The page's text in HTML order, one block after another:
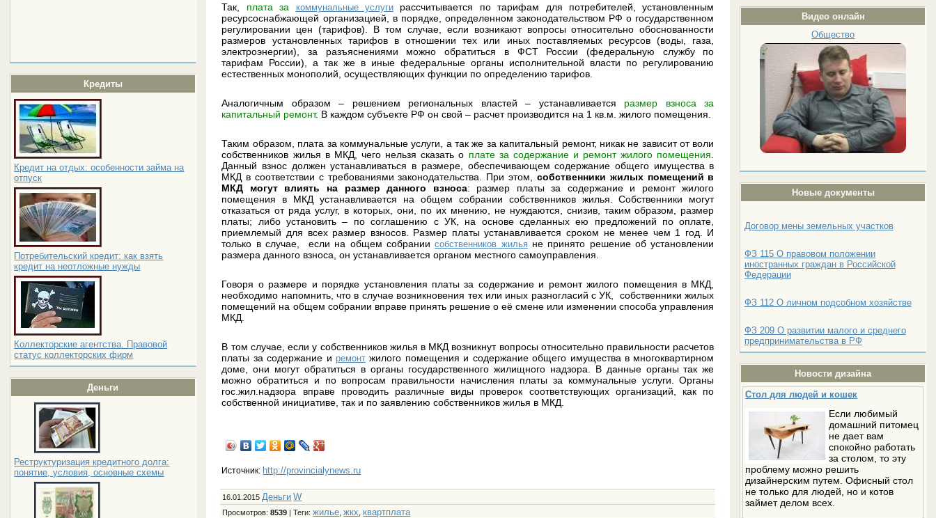
Кредиты
Кредит на отдых: особенности займа на
отпуск
Потребительский кредит: как взять
кредит на неотложные нужды
Коллекторские агентства. Правовой
статус коллекторских фирм
Деньги
Реструктуризация кредитного долга:
понятие, условия, основные схемы
Видео онлайн
Общество
Новые документы
Договор мены земельных участков
ФЗ 115 О правовом положении
иностранных граждан в Российской
Федерации
ФЗ 112 О личном подсобном хозяйстве
ФЗ 209 О развитии малого и среднего
предпринимательства в РФ
Новости дизайна
Стол для людей и кошек
Если любимый
домашний питомец
не дает вам
спокойно работать
за столом, то эту
проблему можно решить
дизайнерским путем. Офисный стол
не только для людей, но и котов
займет делом всех.
Так, плата за коммунальные услуги рассчитывается по тарифам для потребителей, установленным
ресурсоснабжающей организацией, в порядке, определенном законодательством РФ о государственном
регулировании цен (тарифов). В том случае, если возникают вопросы относительно обоснованности
размеров установленных тарифов в отношении тех или иных поставляемых ресурсов (воды, газа,
электроэнергии), за разъяснениями можно обратиться в ФСТ России (федеральную службу по
тарифам России), а так же в иные федеральные органы исполнительной власти по регулированию
естественных монополий, осуществляющих функции по определению тарифов.
Аналогичным образом – решением региональных властей – устанавливается размер взноса за
капитальный ремонт. В каждом субъекте РФ он свой – расчет производится на 1 кв.м. жилого помещения.
Таким образом, плата за коммунальные услуги, а так же за капитальный ремонт, никак не зависит от воли
собственников жилья в МКД, чего нельзя сказать о плате за содержание и ремонт жилого помещения
Данный взнос должен устанавливаться в размере, обеспечивающем содержание общего имущества в
МКД в соответствии с требованиями законодательства. При этом, собственники жилых помещений в
МКД могут влиять на размер данного взноса: размер платы за содержание и ремонт жилого
помещения в МКД устанавливается на общем собрании собственников жилья. Собственники могут
отказаться от ряда услуг, в которых, они, по их мнению, не нуждаются, снизив, таким образом, размер
платы; либо установить – по соглашению с УК, на основе сделанных ею предложений по оплате,
приемлемый для всех размер взносов. Размер платы устанавливается сроком не менее чем 1 год. И
только в случае, если на общем собраниисобственников жильяне принято решение об установлении
размера данного взноса, он устанавливается органом местного самоуправления.
Говоря о размере и порядке установления платы за содержание и ремонт жилого помещения в МКД,
необходимо напомнить, что в случае возникновения тех или иных разногласий с УК, собственники жилых
помещений на общем собрании вправе принять решение о её смене или изменении способа управления
МКД.
В том случае, если у собственников жилья в МКД возникнут вопросы относительно правильности расчетов
платы за содержание иремонт жилого помещения и содержание общего имущества в многоквартирном
доме, они могут обратиться в органы государственного жилищного надзора. В данные органы так же
можно обратиться и по вопросам правильности начисления платы за коммунальные услуги. Органы
гос.жил.надзора вправе проводить различные виды проверок соответствующих организаций, как по
собственной инициативе, так и по заявлению собственников жилья в МКД.
Источник: http://provincialynews.ru
16.01.2015 Деньги W
Просмотров:8539 |Теги:жилье ,жкх квартплата